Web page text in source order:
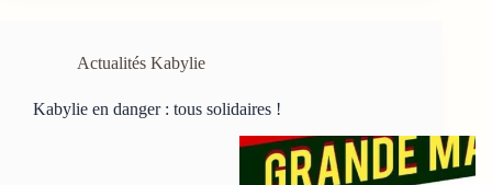
Actualités Kabylie
Kabylie en danger : tous solidaires !